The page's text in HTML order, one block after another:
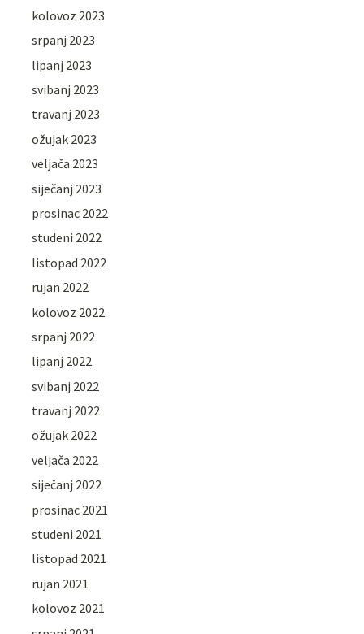
kolovoz 2023
srpanj 2023
lipanj 2023
svibanj 2023
travanj 2023
ožujak 2023
veljača 2023
siječanj 2023
prosinac 2022
studeni 2022
listopad 2022
rujan 2022
kolovoz 2022
srpanj 2022
lipanj 2022
svibanj 2022
travanj 2022
ožujak 2022
veljača 2022
siječanj 2022
prosinac 2021
studeni 2021
listopad 2021
rujan 2021
kolovoz 2021